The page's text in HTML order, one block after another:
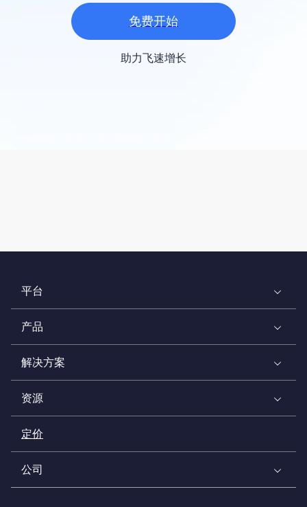
免费开始
助力飞速增长
平台
产品
解决方案
资源
定价
公司